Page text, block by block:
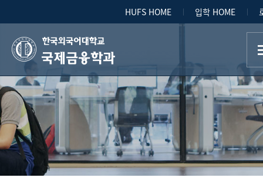
HUFS HOME 입학 HOME
국제금융학과